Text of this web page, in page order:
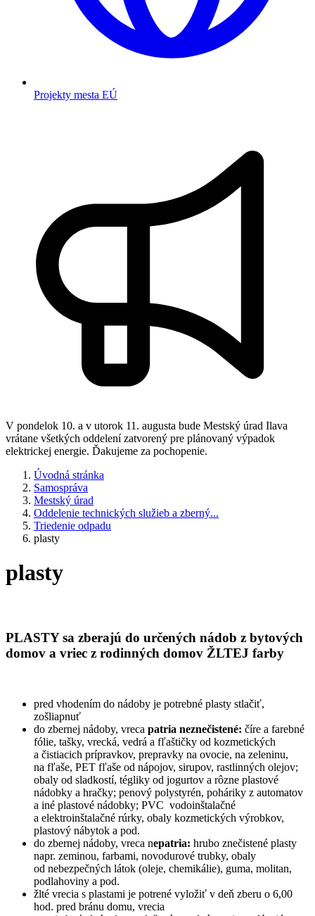
Projekty mesta EÚ
V pondelok 10. a v utorok 11. augusta bude Mestský úrad Ilava
vrátane všetkých oddelení zatvorený pre plánovaný výpadok
elektrickej energie. Ďakujeme za pochopenie.
Úvodná stránka
Samospráva
Mestský úrad
Oddelenie technických služieb a zberný...
Triedenie odpadu
plasty
plasty
PLASTY sa zberajú do určených nádob z bytových
domov a vriec z rodinných domov ŽLTEJ farby
pred vhodením do nádoby je potrebné plasty stlačiť,
zošliapnuť
do zbernej nádoby, vreca patria neznečistené: číre a farebné
fólie, tašky, vrecká, vedrá a fľaštičky od kozmetických
a čistiacich prípravkov, prepravky na ovocie, na zeleninu,
na fľaše, PET fľaše od nápojov, sirupov, rastlinných olejov;
obaly od sladkostí, tégliky od jogurtov a rôzne plastové
nádobky a hračky; penový polystyrén, poháriky z automatov
a iné plastové nádobky; PVC vodoinštalačné
a elektroinštalačné rúrky, obaly kozmetických výrobkov,
plastový nábytok a pod.
do zbernej nádoby, vreca nepatria: hrubo znečistené plasty
napr. zeminou, farbami, novodurové trubky, obaly
od nebezpečných látok (oleje, chemikálie), guma, molitan,
podlahoviny a pod.
žlté vrecia s plastami je potrené vyložiť v deň zberu o 6,00
hod. pred bránu domu, vrecia